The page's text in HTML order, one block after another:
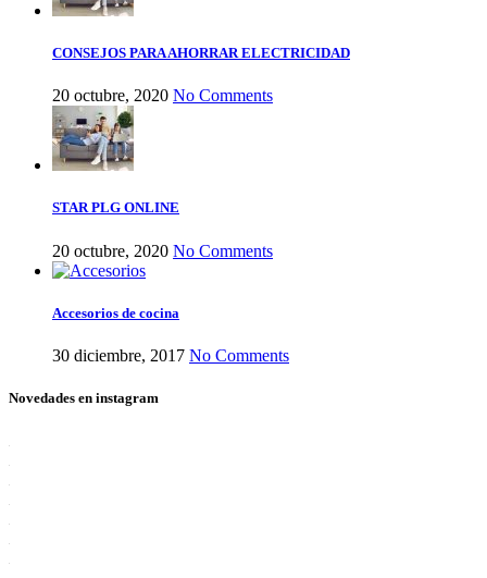
CONSEJOS PARA AHORRAR ELECTRICIDAD
20 octubre, 2020 No Comments
STAR PLG ONLINE
20 octubre, 2020 No Comments
Accesorios de cocina
30 diciembre, 2017 No Comments
Novedades en instagram